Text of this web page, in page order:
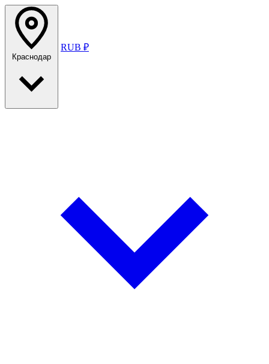
Краснодар
RUB ₽